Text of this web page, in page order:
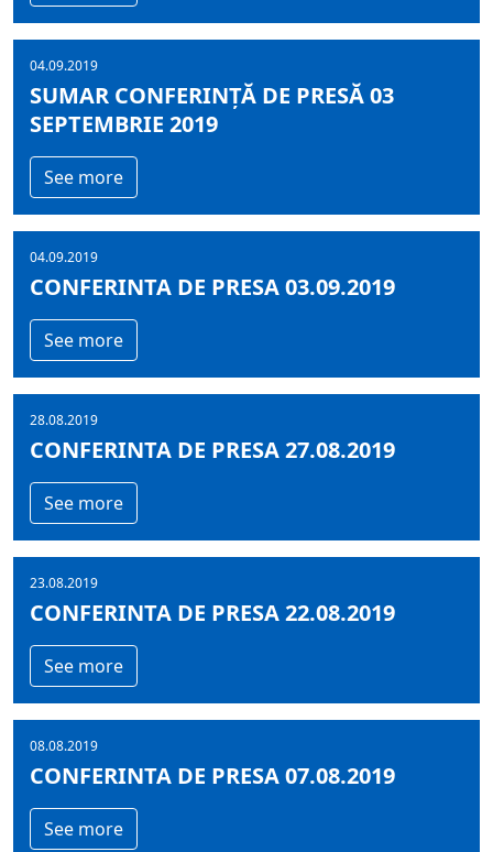
04.09.2019
SUMAR CONFERINȚĂ DE PRESĂ 03
SEPTEMBRIE 2019
See more
04.09.2019
CONFERINTA DE PRESA 03.09.2019
See more
28.08.2019
CONFERINTA DE PRESA 27.08.2019
See more
23.08.2019
CONFERINTA DE PRESA 22.08.2019
See more
08.08.2019
CONFERINTA DE PRESA 07.08.2019
See more